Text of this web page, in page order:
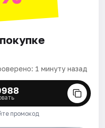
1 минуту назад
промокод